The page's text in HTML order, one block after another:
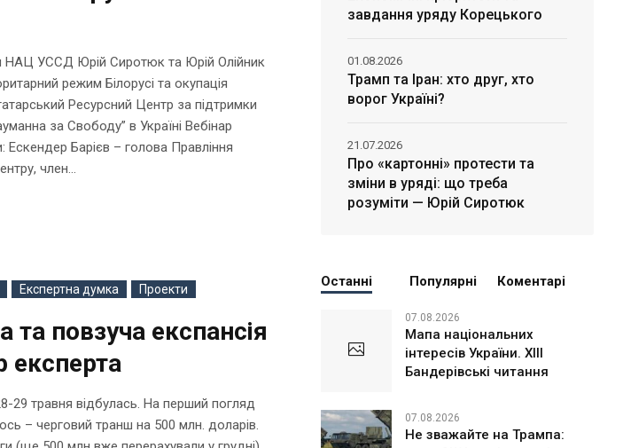
НАЦ УССД Юрій Сиротюк та Юрій Олійник
режим Білорусі та окупація
Ресурсний Центр за підтримки
за Свободу” в Україні Вебінар
Барієв – голова Правління
член...
Експертна думка Проекти
та повзуча експансія
експерта
29 травня відбулась. На перший погляд
– черговий транш на 500 млн. доларів.
завдання уряду Корецького
Трамп та Іран: хто друг, хто
ворог Україні?
01.08.2026
Про «картонні» протести та
зміни в уряді: що треба
розуміти — Юрій Сиротюк
21.07.2026
Останні Популярні Коментарі
07.08.2026
Мапа національних
інтересів України. ХІІІ
Бандерівські читання
07.08.2026
Не зважайте на Трампа: